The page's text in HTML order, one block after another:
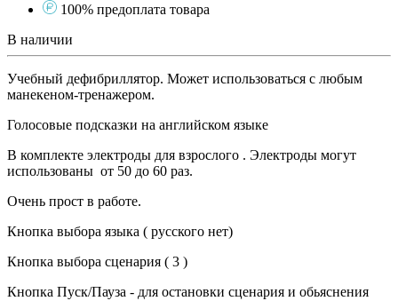
100% предоплата товара
В наличии
Учебный дефибриллятор. Может использоваться с любым
манекеном-тренажером.
Голосовые подсказки на английском языке
В комплекте электроды для взрослого . Электроды могут
использованы от 50 до 60 раз.
Очень прост в работе.
Кнопка выбора языка ( русского нет)
Кнопка выбора сценария ( 3 )
Кнопка Пуск/Пауза - для остановки сценария и обьяснения